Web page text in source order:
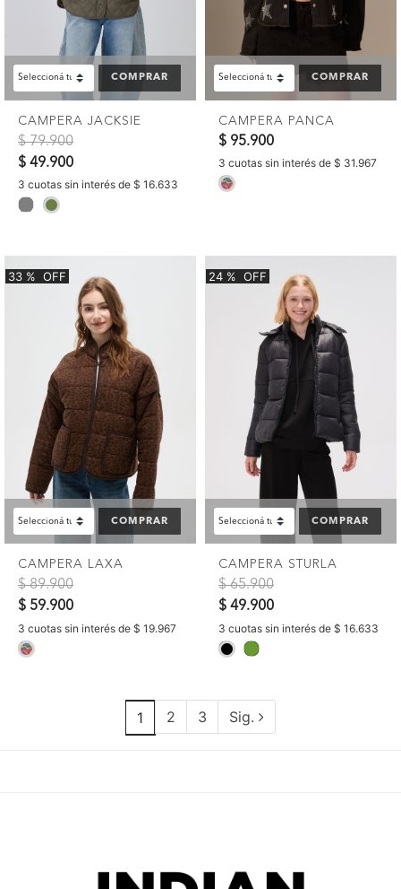
COMPRAR
CAMPERA JACKSIE
Precio reducido de
$ 79.900a
$ 49.900
3 cuotas sin interés de $ 16.633
COMPRAR
CAMPERA PANCA
$ 95.900
3 cuotas sin interés de $ 31.967
33 % OFF
COMPRAR
CAMPERA LAXA
Precio reducido de
$ 89.900a
$ 59.900
3 cuotas sin interés de $ 19.967
24 % OFF
COMPRAR
CAMPERA STURLA
Precio reducido de
$ 65.900a
$ 49.900
3 cuotas sin interés de $ 16.633
selected
1 2 3 Sig.